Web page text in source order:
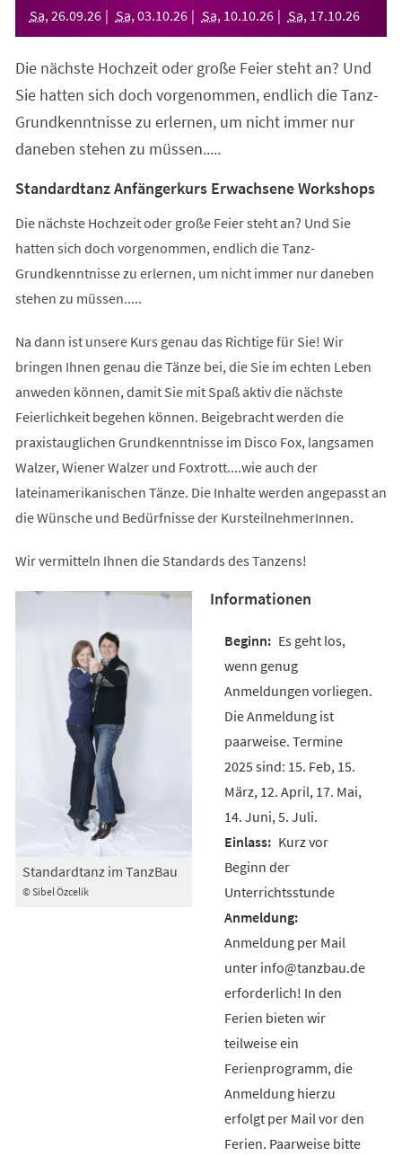
Sa, 26.09.26 Sa, 03.10.26 Sa, 10.10.26 Sa, 17.10.26
Die nächste Hochzeit oder große Feier steht an? Und
Sie hatten sich doch vorgenommen, endlich die Tanz-
Grundkenntnisse zu erlernen, um nicht immer nur
daneben stehen zu müssen.....
Standardtanz Anfängerkurs Erwachsene Workshops
Die nächste Hochzeit oder große Feier steht an? Und Sie
hatten sich doch vorgenommen, endlich die Tanz-
Grundkenntnisse zu erlernen, um nicht immer nur daneben
stehen zu müssen.....
Na dann ist unsere Kurs genau das Richtige für Sie! Wir
bringen Ihnen genau die Tänze bei, die Sie im echten Leben
anweden können, damit Sie mit Spaß aktiv die nächste
Feierlichkeit begehen können. Beigebracht werden die
praxistauglichen Grundkenntnisse im Disco Fox, langsamen
Walzer, Wiener Walzer und Foxtrott....wie auch der
lateinamerikanischen Tänze. Die Inhalte werden angepasst an
die Wünsche und Bedürfnisse der KursteilnehmerInnen.
Wir vermitteln Ihnen die Standards des Tanzens!
© Sibel Özcelik
Standardtanz im TanzBau
Informationen
Es geht los,
wenn genug
Anmeldungen vorliegen.
Die Anmeldung ist
paarweise. Termine
2025 sind: 15. Feb, 15.
März, 12. April, 17. Mai,
14. Juni, 5. Juli.
Kurz vor
Beginn der
Unterrichtsstunde
Anmeldung per Mail
unter info@tanzbau.de
erforderlich! In den
Ferien bieten wir
teilweise ein
Ferienprogramm, die
Anmeldung hierzu
erfolgt per Mail vor den
Ferien. Paarweise bitte